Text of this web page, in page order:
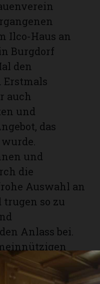
Ilco-Haus an
Burgdorf
den
Erstmals
auch
und
das
und
die
Auswahl an
so zu
Anlass bei.
sich
«Wir planen